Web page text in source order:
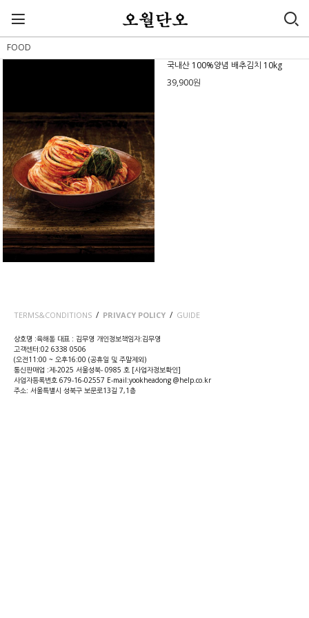
FOOD
국내산 100%양념 배추김치 10kg
39,900원
TERMS&CONDITIONS / PRIVACY POLICY / GUIDE
상호명 :육해동 대표 : 김무영 개인정보책임자:김무영
고객센터:02 6338 0506
(오전11:00 ~ 오후16:00 (공휴일 및 주말제외)
통신판매업 :제-2025 서울성북- 0985 호 [사업자정보확인]
사업자등록번호 679-16-02557 E-mail:yookheadong @help.co.kr
주소: 서울특별시 성북구 보문로13길 7,1층